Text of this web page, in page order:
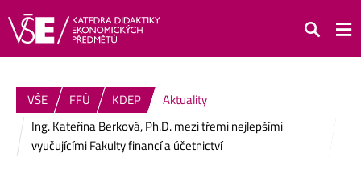
Hledat
VŠE FFÚ KDEP
Aktuality
Ing. Kateřina Berková, Ph.D. mezi třemi nejlepšími
vyučujícími Fakulty financí a účetnictví